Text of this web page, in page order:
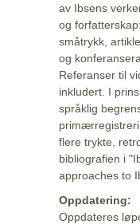
av Ibsens
og
småtrykk,
og
Referanser til
inkludert. I
språklig
flere trykte,
bibliografien i
approaches to
Oppdatering:
Oppdateres